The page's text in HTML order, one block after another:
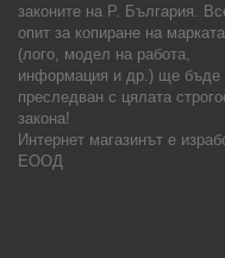
законите на Р. България.
опит за копиране на марката
(лого, модел на работа,
информация и др.) ще бъде
преследван с цялата
закона!
Интернет магазинът е
ЕООД